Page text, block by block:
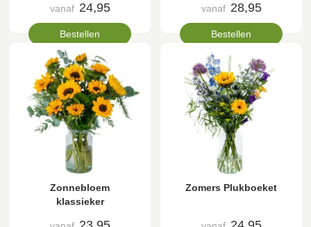
vanaf 24,95
Bestellen
vanaf 28,95
Bestellen
Zonnebloem
klassieker
Zomers Plukboeket